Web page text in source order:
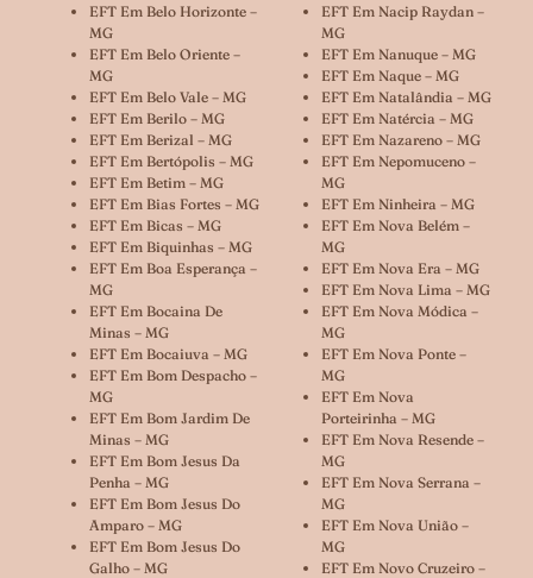
EFT Em Belo Horizonte –
MG
EFT Em Belo Oriente –
MG
EFT Em Belo Vale – MG
EFT Em Berilo – MG
EFT Em Berizal – MG
EFT Em Bertópolis – MG
EFT Em Betim – MG
EFT Em Bias Fortes – MG
EFT Em Bicas – MG
EFT Em Biquinhas – MG
EFT Em Boa Esperança –
MG
EFT Em Bocaina De
Minas – MG
EFT Em Bocaiuva – MG
EFT Em Bom Despacho –
MG
EFT Em Bom Jardim De
Minas – MG
EFT Em Bom Jesus Da
Penha – MG
EFT Em Bom Jesus Do
Amparo – MG
EFT Em Bom Jesus Do
Galho – MG
EFT Em Nacip Raydan –
MG
EFT Em Nanuque – MG
EFT Em Naque – MG
EFT Em Natalândia – MG
EFT Em Natércia – MG
EFT Em Nazareno – MG
EFT Em Nepomuceno –
MG
EFT Em Ninheira – MG
EFT Em Nova Belém –
MG
EFT Em Nova Era – MG
EFT Em Nova Lima – MG
EFT Em Nova Módica –
MG
EFT Em Nova Ponte –
MG
EFT Em Nova
Porteirinha – MG
EFT Em Nova Resende –
MG
EFT Em Nova Serrana –
MG
EFT Em Nova União –
MG
EFT Em Novo Cruzeiro –